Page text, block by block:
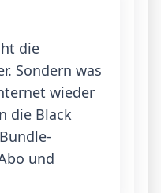
die
Sondern was
wieder
die Black
und